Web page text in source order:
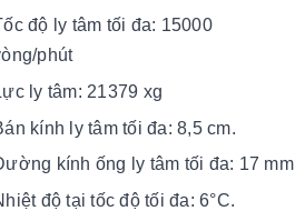
độ ly tâm tối đa: 15000
phút
ly tâm: 21379 xg
kính ly tâm tối đa: 8,5 cm.
kính ống ly tâm tối đa: 17 mm
độ tại tốc độ tối đa: 6°C.